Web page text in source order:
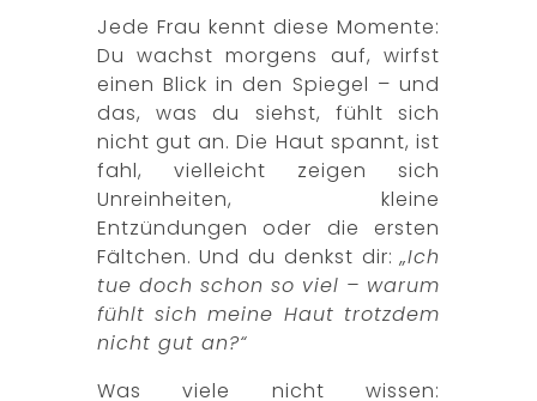
Jede Frau kennt diese Momente:
Du wachst morgens auf, wirfst
einen Blick in den Spiegel – und
das, was du siehst, fühlt sich
nicht gut an. Die Haut spannt, ist
fahl, vielleicht zeigen sich
Unreinheiten, kleine
Entzündungen oder die ersten
Fältchen. Und du denkst dir:„Ich
tue doch schon so viel – warum
fühlt sich meine Haut trotzdem
nicht gut an?“
Was viele nicht wissen: